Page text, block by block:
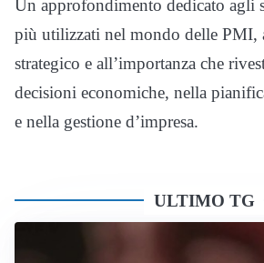
Un approfondimento dedicato agli
più utilizzati nel mondo delle PMI,
strategico e all’importanza che
decisioni economiche, nella
e nella gestione d’impresa.
ULTIMO TG